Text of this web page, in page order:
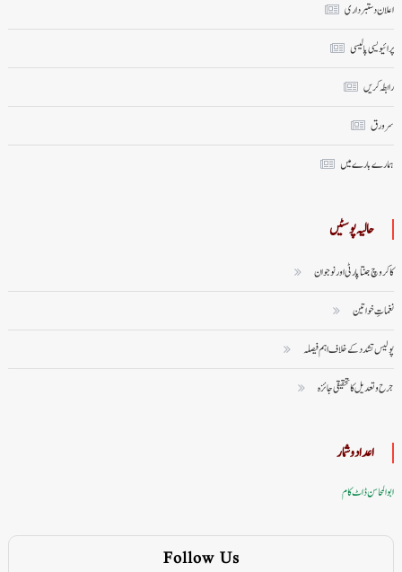
اعلان دستبرداری
پرائیویسی پالیسی
رابطہ کریں
سر ورق
ہمارے بارے میں
حالیہ پوسٹیں
کاکروچ جنتا پارٹی اور نوجوان
نغماتِ خواتین
پولیس تشدد کے خلاف اہم فیصلہ
جرح و تعدیل کا تحقیقی جائزہ
اعداد وشمار
ابوالمحاسن ڈاٹ کام
Follow Us